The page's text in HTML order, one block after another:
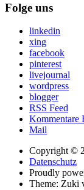
Folge uns
linkedin
xing
facebook
pinterest
livejournal
wordpress
blogger
RSS Feed
Kommentare
Mail
Copyright ©
Datenschutz
Proudly
Theme: Zuki